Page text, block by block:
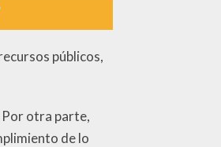
públicos,
Por otra parte,
de lo